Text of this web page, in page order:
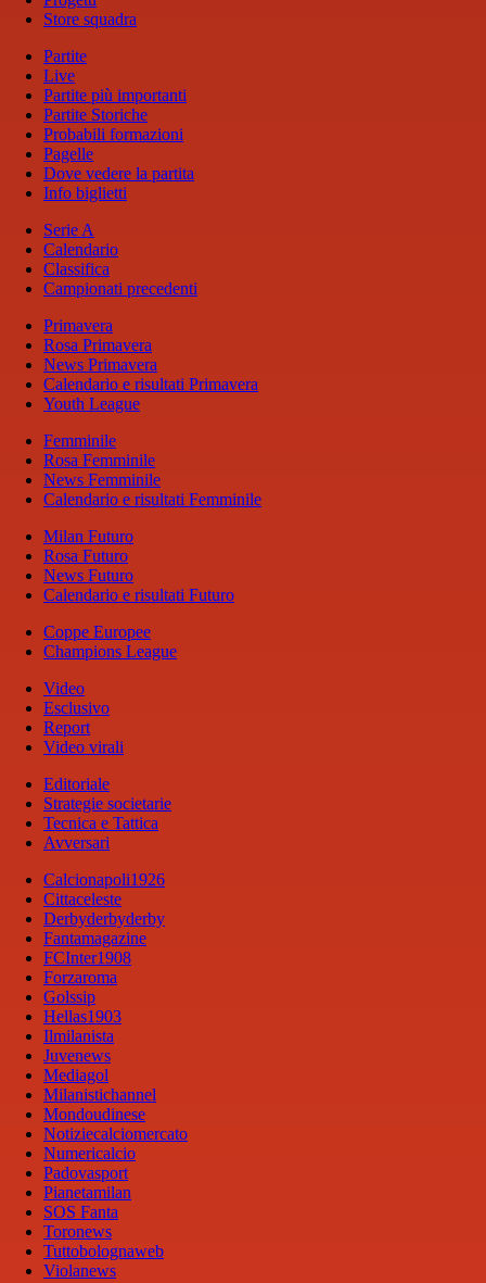
Store squadra
Partite
Live
Partite più importanti
Partite Storiche
Probabili formazioni
Pagelle
Dove vedere la partita
Info biglietti
Serie A
Calendario
Classifica
Campionati precedenti
Primavera
Rosa Primavera
News Primavera
Calendario e risultati Primavera
Youth League
Femminile
Rosa Femminile
News Femminile
Calendario e risultati Femminile
Milan Futuro
Rosa Futuro
News Futuro
Calendario e risultati Futuro
Coppe Europee
Champions League
Video
Esclusivo
Report
Video virali
Editoriale
Strategie societarie
Tecnica e Tattica
Avversari
Calcionapoli1926
Cittaceleste
Derbyderbyderby
Fantamagazine
FCInter1908
Forzaroma
Golssip
Hellas1903
Ilmilanista
Juvenews
Mediagol
Milanistichannel
Mondoudinese
Notiziecalciomercato
Numericalcio
Padovasport
Pianetamilan
SOS Fanta
Toronews
Tuttobolognaweb
Violanews